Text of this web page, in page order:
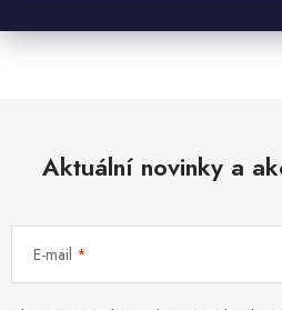
Aktuální novinky a
E-mail